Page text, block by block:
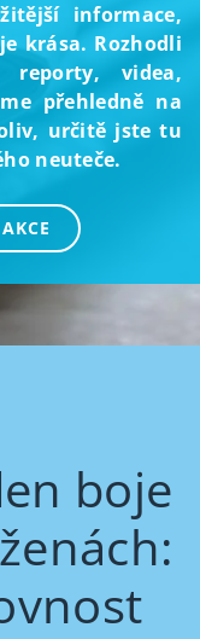
informace,
krása. Rozhodli
videa,
přehledně na
určitě jste tu
neuteče.
boje